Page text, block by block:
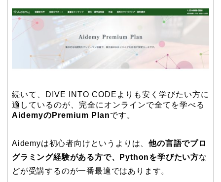
続いて、DIVE INTO CODEよりも安く学びたい方に
適しているのが、完全にオンラインで全てを学べる
AidemyのPremium Planです。
Aidemyは初心者向けというよりは、他の言語でプロ
グラミング経験がある方で、Pythonを学びたい方な
どが受講するのが一番最適ではあります。